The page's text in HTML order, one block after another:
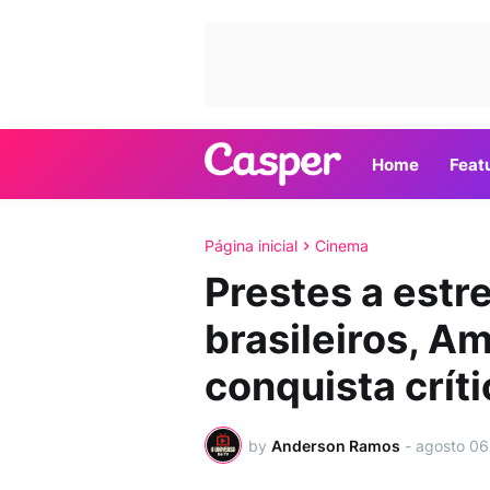
Home
Página inicial Cinema
Prestes a
brasileiros,
conquista
by Anderson Ramos - agosto